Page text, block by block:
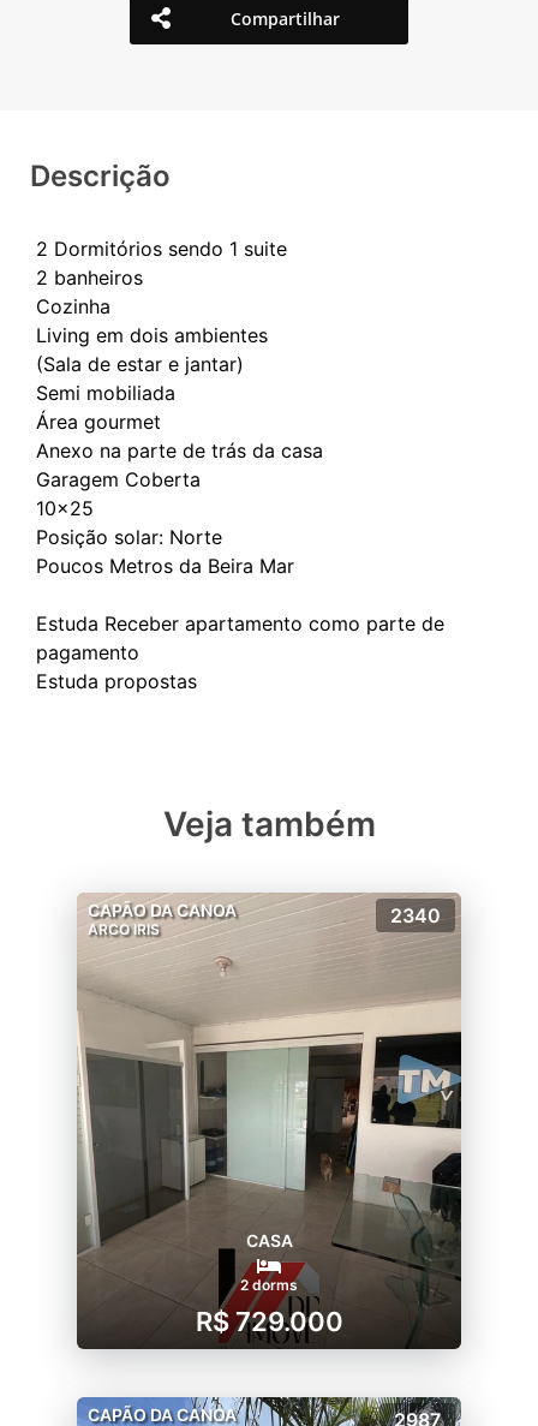
Compartilhar
Descrição
2 Dormitórios sendo 1 suite
2 banheiros
Cozinha
Living em dois ambientes
(Sala de estar e jantar)
Semi mobiliada
Área gourmet
Anexo na parte de trás da casa
Garagem Coberta
10x25
Posição solar: Norte
Poucos Metros da Beira Mar
Estuda Receber apartamento como parte de
pagamento
Veja também
CAPÃO DA CANOA
ARCO IRIS
2340
CASA
2 dorms
R$ 729.000
CAPÃO DA CANOA 2987